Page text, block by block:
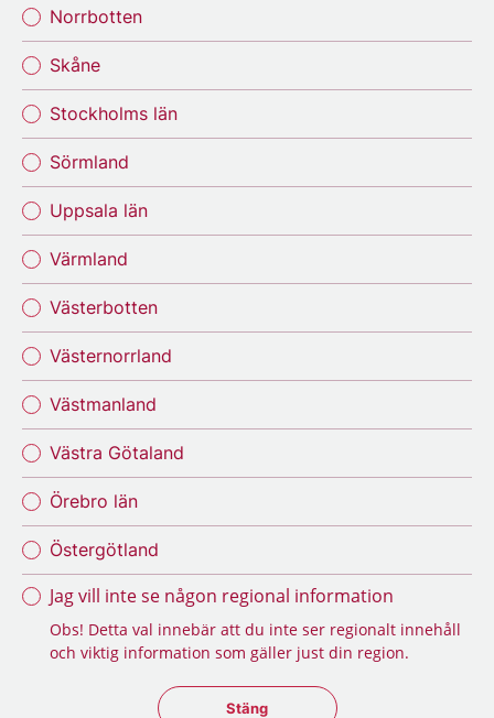
Norrbotten
Skåne
Stockholms län
Sörmland
Uppsala län
Värmland
Västerbotten
Västernorrland
Västmanland
Västra Götaland
Örebro län
Östergötland
Jag vill inte se någon regional information
Obs! Detta val innebär att du inte ser regionalt innehåll
och viktig information som gäller just din region.
Stäng regionsväljaren
Stäng